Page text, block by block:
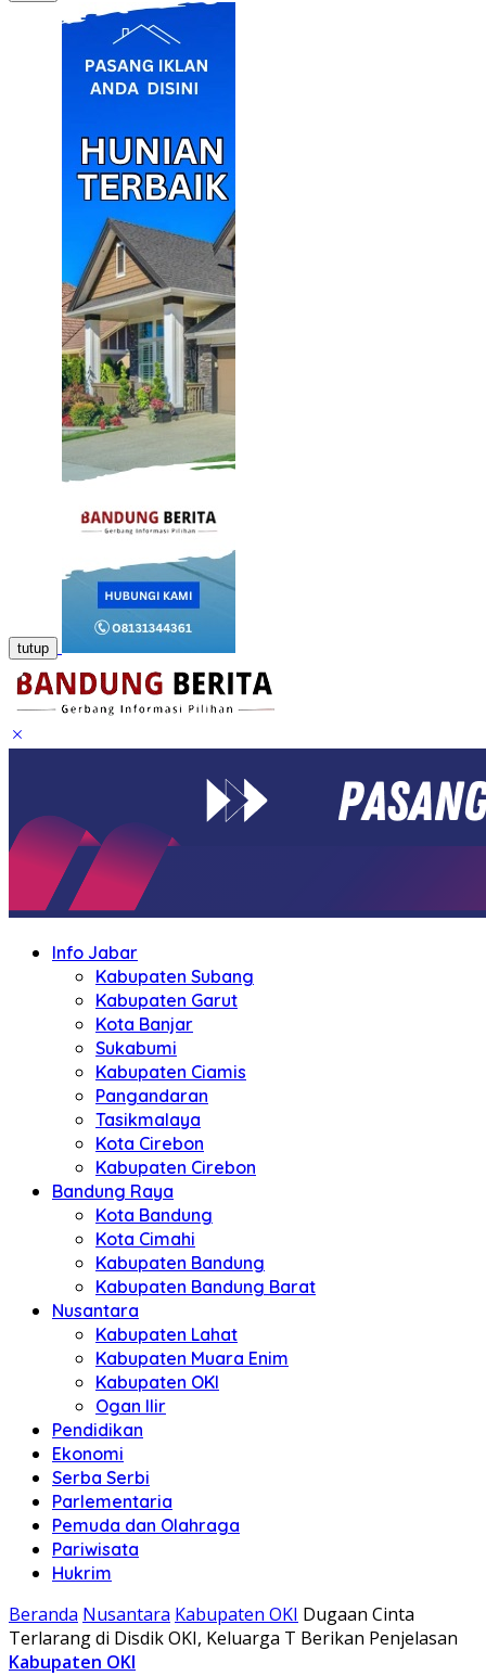
tutup
Info Jabar
Kabupaten Subang
Kabupaten Garut
Kota Banjar
Sukabumi
Kabupaten Ciamis
Pangandaran
Tasikmalaya
Kota Cirebon
Kabupaten Cirebon
Bandung Raya
Kota Bandung
Kota Cimahi
Kabupaten Bandung
Kabupaten Bandung Barat
Nusantara
Kabupaten Lahat
Kabupaten Muara Enim
Kabupaten OKI
Ogan Ilir
Pendidikan
Ekonomi
Serba Serbi
Parlementaria
Pemuda dan Olahraga
Pariwisata
Hukrim
Beranda Nusantara Kabupaten OKI Dugaan Cinta
Terlarang di Disdik OKI, Keluarga T Berikan Penjelasan
Kabupaten OKI